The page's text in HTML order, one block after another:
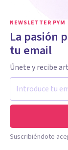
NEWSLETTER PYM
La pasión
tu email
Únete y recibe
Suscribiéndote